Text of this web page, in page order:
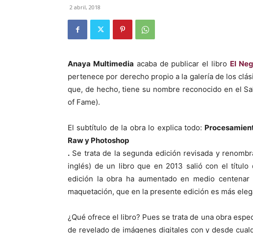
2 abril, 2018
Anaya Multimedia acaba de publicar el libro El
pertenece por derecho propio a la galería de los
que, de hecho, tiene su nombre reconocido en el
of Fame).
El subtítulo de la obra lo explica todo:
Raw y Photoshop
. Se trata de la segunda edición revisada y
inglés) de un libro que en 2013 salió con el título
edición la obra ha aumentado en medio
maquetación, que en la presente edición es más
¿Qué ofrece el libro? Pues se trata de una obra
de revelado de imágenes digitales con y desde